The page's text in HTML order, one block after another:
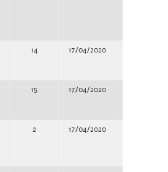
14 17/04/2020
15 17/04/2020
2 17/04/2020